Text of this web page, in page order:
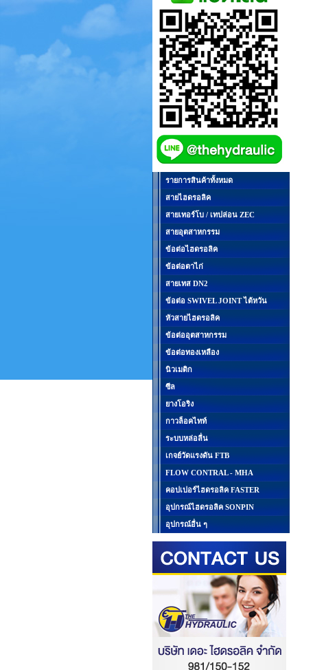
รายการสินค้าทั้งหมด
สายไฮดรอลิค
สายเทอร์โบ / เทปล่อน ZEC
สายอุตสาหกรรม
ข้อต่อไฮดรอลิค
ข้อต่อตาไก่
สายเทส DN2
ข้อต่อ SWIVEL JOINT ไต้หวัน
หัวสายไฮดรอลิค
ข้อต่ออุตสาหกรรม
ข้อต่อทองเหลือง
นิวเมติก
ซีล
ยางโอริง
กาวล็อคไทท์
ระบบหล่อลื่น
เกจย์วัดแรงดัน FTB
FLOW CONTRAL - MHA
คอปเปอร์ไฮดรอลิค FASTER
อุปกรณ์ไฮดรอลิค SONPIN
อุปกรณ์อื่น ๆ